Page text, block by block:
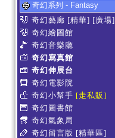
奇幻系列 - Fantasy
奇幻藝廊 [精華] [廣場]
奇幻繪圖館
奇幻音樂廳
奇幻寫真館
奇幻伸展台
奇幻電影院
奇幻小幫手 [走私販]
奇幻圖書館
奇幻氣象局
奇幻留言版 [精華區]